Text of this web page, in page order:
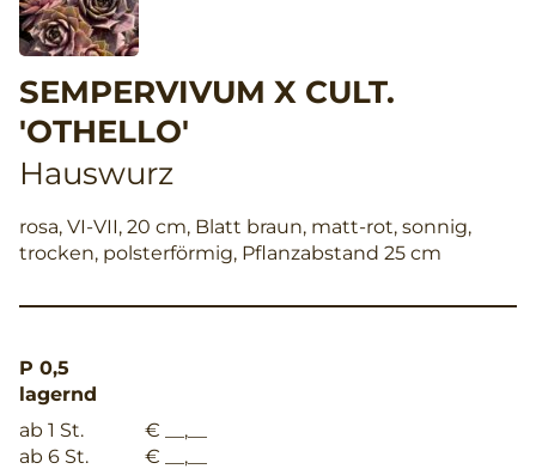
SEMPERVIVUM X CULT.
'OTHELLO'
Hauswurz
rosa, VI-VII, 20 cm, Blatt braun, matt-rot, sonnig,
trocken, polsterförmig, Pflanzabstand 25 cm
P 0,5
lagernd
ab 1 St.
€ __,__
ab 6 St.
€ __,__